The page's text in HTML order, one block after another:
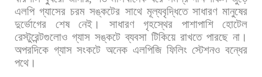
এলপি গ্যাসের চরম সঙ্কটের সাথে মূল্যবৃদ্ধিতে সাধারণ মানুষের
দুর্ভোগের
শেষ নেই। সাধারণ গৃহস্থের পাশাপাশি
হোটেল
রেস্টুরেন্টগুলোও গ্যাস সঙ্কটে ব্যবসা টিকিয়ে রাখতে পারছে না।
অপরদিকে গ্যাস সংকটে অনেক এলপিজি ফিলিং স্টেশনও বন্ধের
পথে।